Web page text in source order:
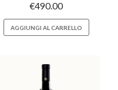
€490.00
AGGIUNGI AL CARRELLO